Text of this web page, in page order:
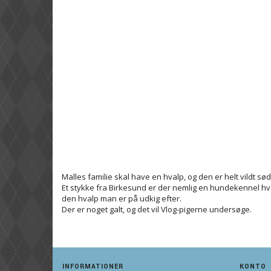
Malles familie skal have en hvalp, og den er helt vildt
Et stykke fra Birkesund er der nemlig en hundekennel
den hvalp man er på udkig efter.
Der er noget galt, og det vil Vlog-pigerne undersøge.
INFORMATIONER KONTO